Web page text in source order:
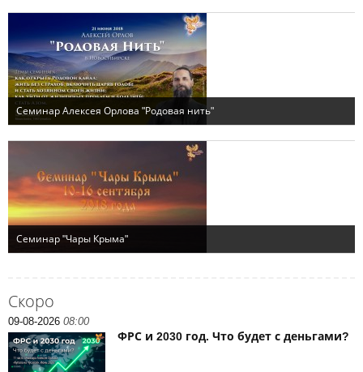
Скоро
09-08-2026 08:00
ФРС и 2030 год. Что будет с деньгами?